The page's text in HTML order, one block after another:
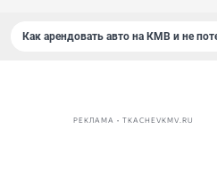
Как арендовать авто на КМВ и не
РЕКЛАМА • TKACHEVKMV.RU